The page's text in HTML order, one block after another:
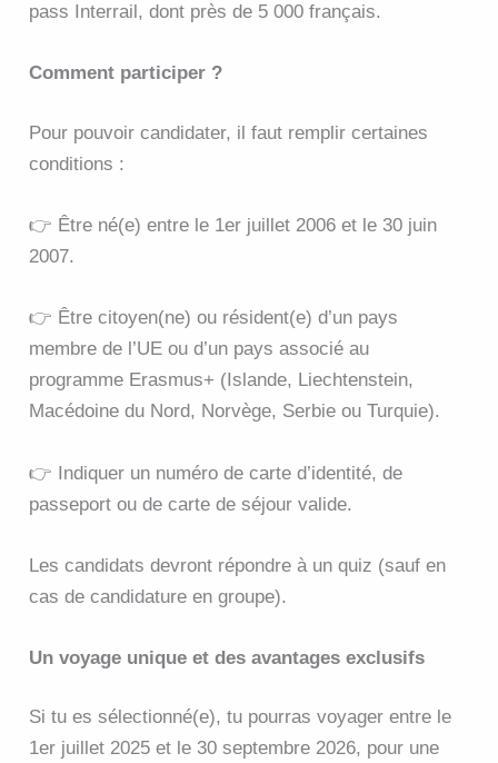
pass Interrail, dont près de 5 000 français.
Comment participer ?
Pour pouvoir candidater, il faut remplir certaines
conditions :
👉 Être né(e) entre le 1er juillet 2006 et le 30 juin
2007.
👉 Être citoyen(ne) ou résident(e) d’un pays
membre de l’UE ou d’un pays associé au
programme Erasmus+ (Islande, Liechtenstein,
Macédoine du Nord, Norvège, Serbie ou Turquie).
👉 Indiquer un numéro de carte d’identité, de
passeport ou de carte de séjour valide.
Les candidats devront répondre à un quiz (sauf en
cas de candidature en groupe).
Un voyage unique et des avantages exclusifs
Si tu es sélectionné(e), tu pourras voyager entre le
1er juillet 2025 et le 30 septembre 2026, pour une